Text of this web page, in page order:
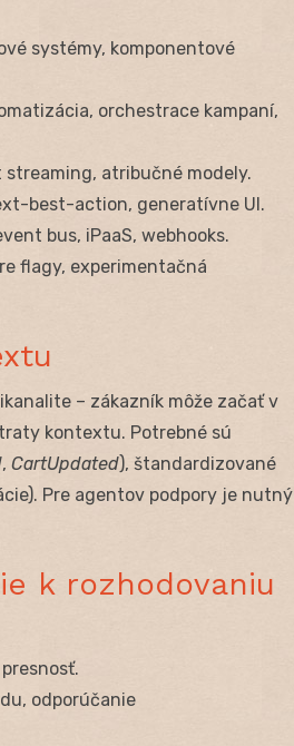
systémy, komponentové
orchestrace kampaní,
atribučné modely.
best-action, generatívne UI.
bus, iPaaS, webhooks.
flagy, experimentačná
– zákazník môže začať v
kontextu. Potrebné sú
, CartUpdated), štandardizované
Pre agentov podpory je nutný
k rozhodovaniu
odporúčanie